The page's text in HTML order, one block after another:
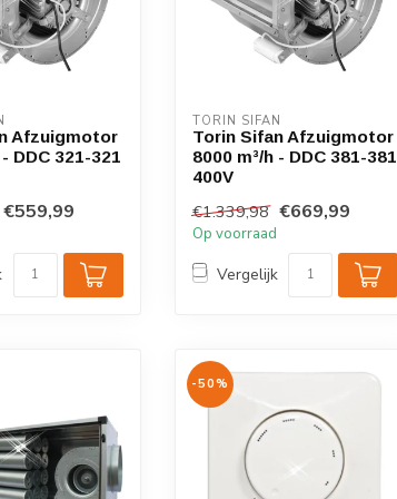
Afzuigmotor
DDC 321-321
€559,99
TORIN SIFAN
Torin Sifan Afzuigmotor
8000 m³/h - DDC 381-381
400V
€1.339,98 €669,99
Op voorraad
Vergelijk
-50%